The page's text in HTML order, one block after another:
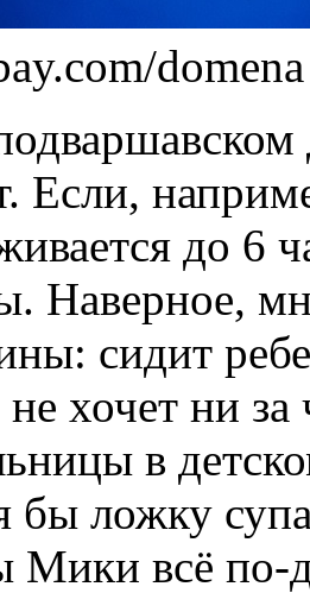
Если,
до 6
Наверное,
сидит
не хочет ни
в
бы ложку
Мики всё по-